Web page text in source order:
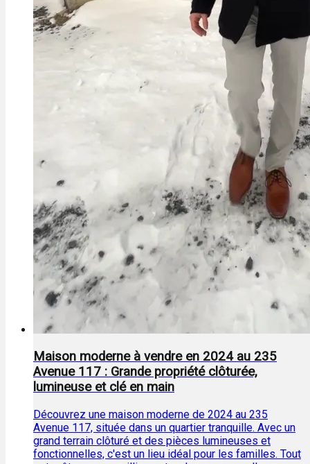
Maison moderne à vendre en 2024 au 235
Avenue 117 : Grande propriété clôturée,
lumineuse et clé en main
Découvrez une maison moderne de 2024 au 235
Avenue 117, située dans un quartier tranquille. Avec un
grand terrain clôturé et des pièces lumineuses et
fonctionnelles, c'est un lieu idéal pour les familles. Tout